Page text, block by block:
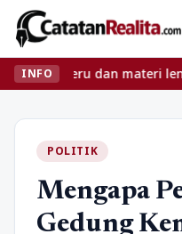
INFO
dan materi lengkap
POLITIK
Mengapa
Gedung